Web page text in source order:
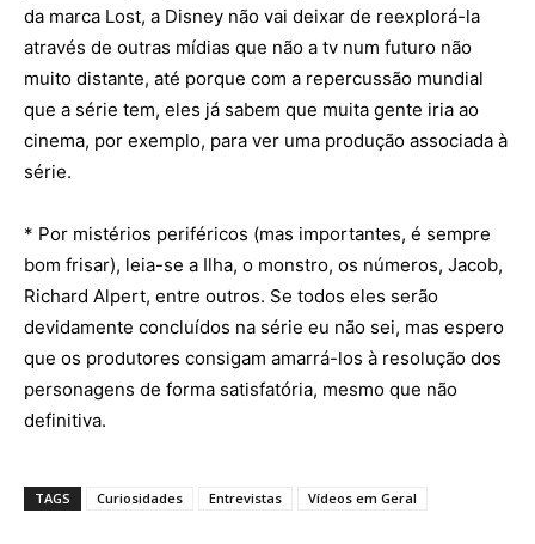
da marca Lost, a Disney não vai deixar de reexplorá-la
através de outras mídias que não a tv num futuro não
muito distante, até porque com a repercussão mundial
que a série tem, eles já sabem que muita gente iria ao
cinema, por exemplo, para ver uma produção associada à
série.
* Por mistérios periféricos (mas importantes, é sempre
bom frisar), leia-se a Ilha, o monstro, os números, Jacob,
Richard Alpert, entre outros. Se todos eles serão
devidamente concluídos na série eu não sei, mas espero
que os produtores consigam amarrá-los à resolução dos
personagens de forma satisfatória, mesmo que não
definitiva.
TAGS Curiosidades Entrevistas Vídeos em Geral